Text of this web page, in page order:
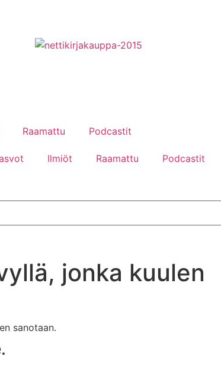
Raamattu Podcastit
Ilmiöt Raamattu
Podcastit
jonka kuulen
sanotaan.